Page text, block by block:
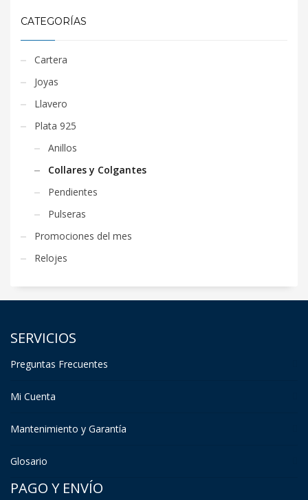
CATEGORÍAS
Cartera
Joyas
Llavero
Plata 925
Anillos
Collares y Colgantes
Pendientes
Pulseras
Promociones del mes
Relojes
SERVICIOS
Preguntas Frecuentes
Mi Cuenta
Mantenimiento y Garantía
Glosario
PAGO Y ENVÍO